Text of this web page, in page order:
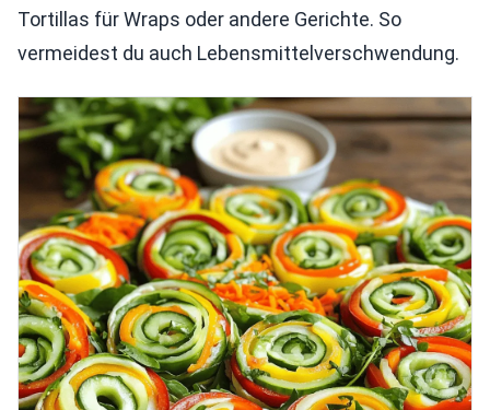
Tortillas für Wraps oder andere Gerichte. So
vermeidest du auch Lebensmittelverschwendung.